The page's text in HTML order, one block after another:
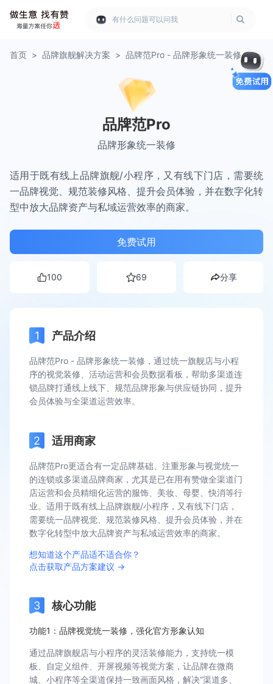
有什么问题可以问我
首页 > 品牌旗舰解决方案 > 品牌范Pro - 品牌形象统一装修
品牌范Pro
品牌形象统一装修
适用于既有线上品牌旗舰/小程序，又有线下门店，需要统
一品牌视觉、规范装修风格、提升会员体验，并在数字化转
型中放大品牌资产与私域运营效率的商家。
免费试用
100 69 分享
产品介绍
品牌范Pro - 品牌形象统一装修，通过统一旗舰店与小程
序的视觉装修、活动运营和会员数据看板，帮助多渠道连
锁品牌打通线上线下、规范品牌形象与供应链协同，提升
会员体验与全渠道运营效率。
适用商家
品牌范Pro更适合有一定品牌基础、注重形象与视觉统一
的连锁或多渠道品牌商家，尤其是已在用有赞做全渠道门
店运营和会员精细化运营的服饰、美妆、母婴、快消等行
业。适用于既有线上品牌旗舰/小程序，又有线下门店，
需要统一品牌视觉、规范装修风格、提升会员体验，并在
数字化转型中放大品牌资产与私域运营效率的商家。
想知道这个产品适不适合你？
点击获取产品方案建议 →
核心功能
功能1：品牌视觉统一装修，强化官方形象认知
通过品牌旗舰店与小程序的灵活装修能力，支持统一模
板、自定义组件、开屏视频等视觉方案，让品牌在微商
城、小程序等全渠道保持一致画面风格，解决“渠道多、